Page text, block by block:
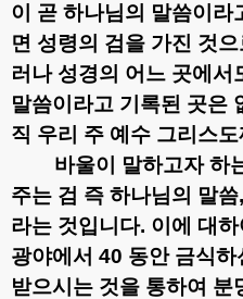
이 곧 하나님의 말씀이라
면 성령의 검을 가진 것
러나 성경의 어느 곳에서
말씀이라고 기록된 곳은
직 우리 주 예수 그리스
바울이 말하고자 하
주는 검 즉 하나님의 말씀,
라는 것입니다. 이에 대
광야에서 40 동안 금식
받으시는 것을 통하여 분